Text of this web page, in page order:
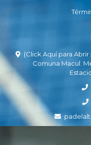
(Click Aquí para
Comuna Macul.